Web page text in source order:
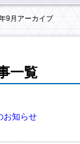
9月アーカイブ
一覧
お知らせ